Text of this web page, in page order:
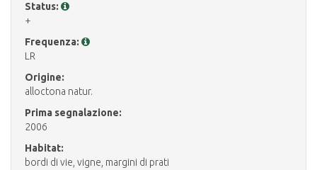
Status:
+
Frequenza:
LR
Origine:
alloctona natur.
Prima segnalazione:
2006
Habitat:
bordi di vie, vigne, margini di prati